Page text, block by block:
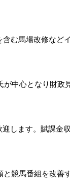
む馬場改修など
中心となり財政
します。賦課金
競馬番組を改善